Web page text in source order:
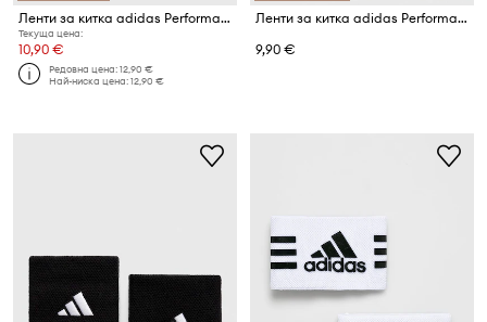
Ленти за китка adidas Performance (2 броя) 2-pack Tennis
Текуща цена:
10,90 €
Редовна цена:12,90 €
Най-ниска цена:12,90 €
Ленти за китка adidas Performance (2 броя) 2-pack Tennis
9,90 €